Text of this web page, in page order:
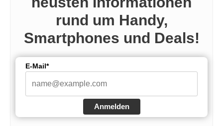
i
d
o
rund um Handy,
Smartphones und Deals!
E-Mail*
Anmelden